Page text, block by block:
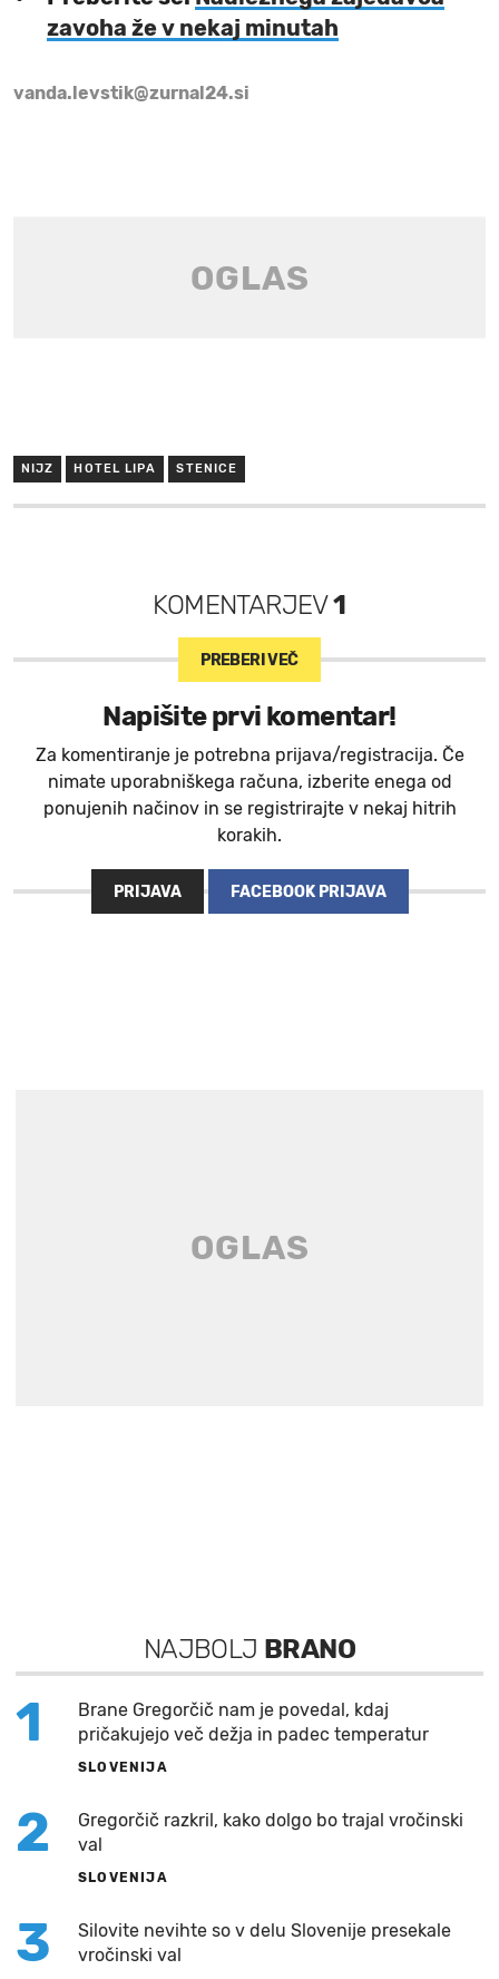
zavoha že v nekaj minutah
vanda.levstik@zurnal24.si
NIJZ HOTEL LIPA STENICE
KOMENTARJEV1
PREBERI VEČ
Napišite prvi komentar!
Za komentiranje je potrebna prijava/registracija. Če
nimate uporabniškega računa, izberite enega od
ponujenih načinov in se registrirajte v nekaj hitrih
korakih.
PRIJAVA FACEBOOK PRIJAVA
NAJBOLJ BRANO
1
Brane Gregorčič nam je povedal, kdaj
pričakujejo več dežja in padec temperatur
SLOVENIJA
2
Gregorčič razkril, kako dolgo bo trajal vročinski
val
SLOVENIJA
3
Silovite nevihte so v delu Slovenije presekale
vročinski val